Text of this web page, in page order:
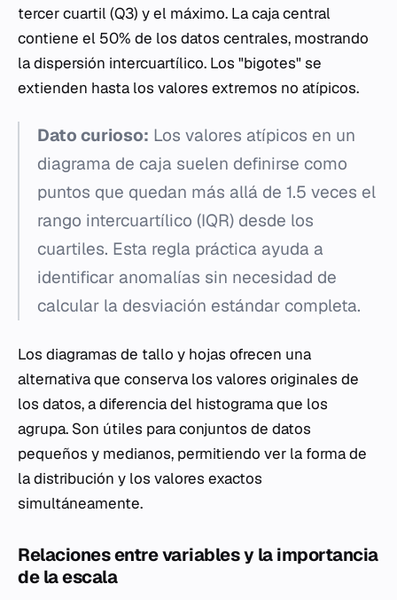
tercer cuartil (Q3) y el máximo. La caja central
contiene el 50% de los datos centrales, mostrando
la dispersión intercuartílico. Los "bigotes" se
extienden hasta los valores extremos no atípicos.
Dato curioso: Los valores atípicos en un
diagrama de caja suelen definirse como
puntos que quedan más allá de 1.5 veces el
rango intercuartílico (IQR) desde los
cuartiles. Esta regla práctica ayuda a
identificar anomalías sin necesidad de
calcular la desviación estándar completa.
Los diagramas de tallo y hojas ofrecen una
alternativa que conserva los valores originales de
los datos, a diferencia del histograma que los
agrupa. Son útiles para conjuntos de datos
pequeños y medianos, permitiendo ver la forma de
la distribución y los valores exactos
simultáneamente.
Relaciones entre variables y la importancia
de la escala